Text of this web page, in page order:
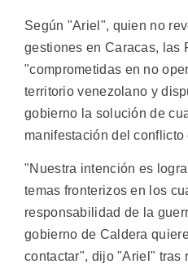
Según "Ariel", quien no
gestiones en Caracas, las
"comprometidas en no
territorio venezolano y
gobierno la solución de
manifestación del conflicto
"Nuestra intención es
temas fronterizos en los
responsabilidad de la
gobierno de Caldera
contactar", dijo "Ariel" tras